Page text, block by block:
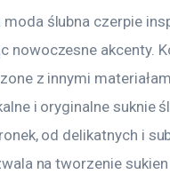
moda ślubna czerpie
nowoczesne akcenty.
z innymi
i oryginalne suknie
od delikatnych i
na tworzenie